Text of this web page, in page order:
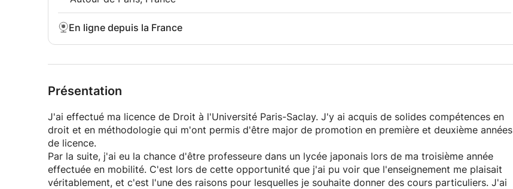
En ligne depuis la France
Présentation
J'ai effectué ma licence de Droit à l'Université Paris-Saclay. J'y ai acquis de solides compétences en
droit et en méthodologie qui m'ont permis d'être major de promotion en première et deuxième années
de licence.
Par la suite, j'ai eu la chance d'être professeure dans un lycée japonais lors de ma troisième année
effectuée en mobilité. C'est lors de cette opportunité que j'ai pu voir que l'enseignement me plaisait
véritablement, et c'est l'une des raisons pour lesquelles je souhaite donner des cours particuliers. J'ai